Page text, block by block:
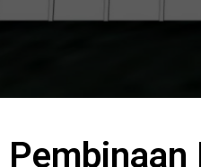
Pembinaan